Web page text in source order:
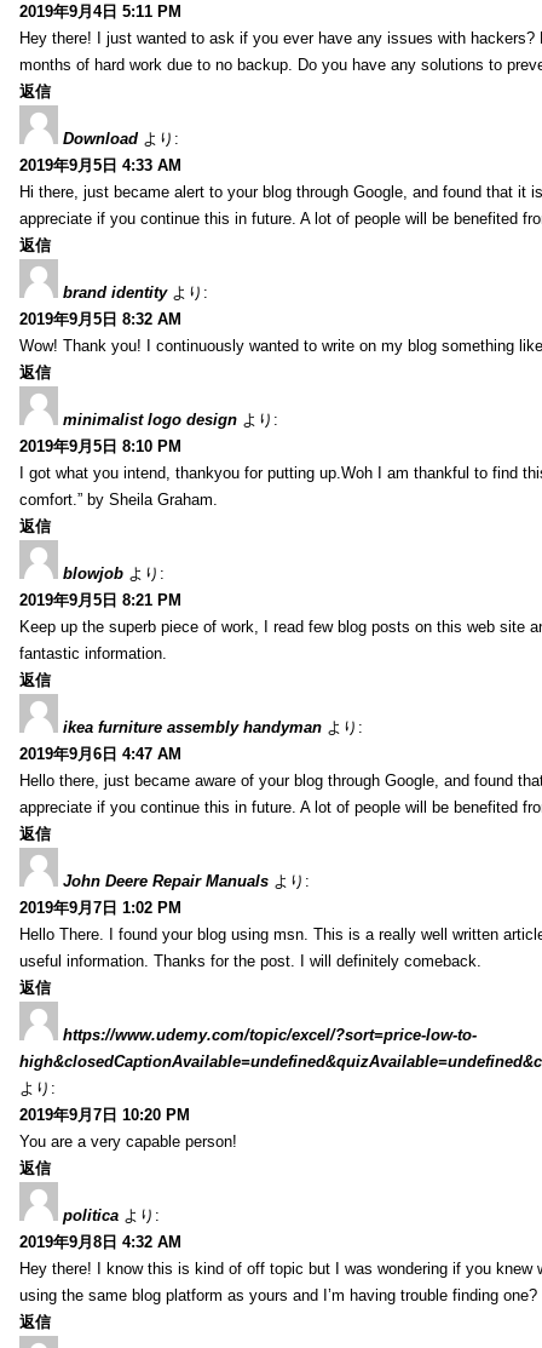
2019年9月4日 5:11 PM
Hey there! I just wanted to ask if you ever have any issues with
months of hard work due to no backup. Do you have any solutions to
返信
Download より:
2019年9月5日 4:33 AM
Hi there, just became alert to your blog through Google, and found that it
appreciate if you continue this in future. A lot of people will be benefited
返信
brand identity より:
2019年9月5日 8:32 AM
Wow! Thank you! I continuously wanted to write on my blog something
返信
minimalist logo design より:
2019年9月5日 8:10 PM
I got what you intend, thankyou for putting up.Woh I am thankful to find
comfort.” by Sheila Graham.
返信
blowjob より:
2019年9月5日 8:21 PM
Keep up the superb piece of work, I read few blog posts on this web site
fantastic information.
返信
ikea furniture assembly handyman より:
2019年9月6日 4:47 AM
Hello there, just became aware of your blog through Google, and found
appreciate if you continue this in future. A lot of people will be benefited
返信
John Deere Repair Manuals より:
2019年9月7日 1:02 PM
Hello There. I found your blog using msn. This is a really well written
useful information. Thanks for the post. I will definitely comeback.
返信
https://www.udemy.com/topic/excel/?sort=price-low-to-
より:
2019年9月7日 10:20 PM
You are a very capable person!
返信
politica より:
2019年9月8日 4:32 AM
Hey there! I know this is kind of off topic but I was wondering if you
using the same blog platform as yours and I’m having trouble finding
返信